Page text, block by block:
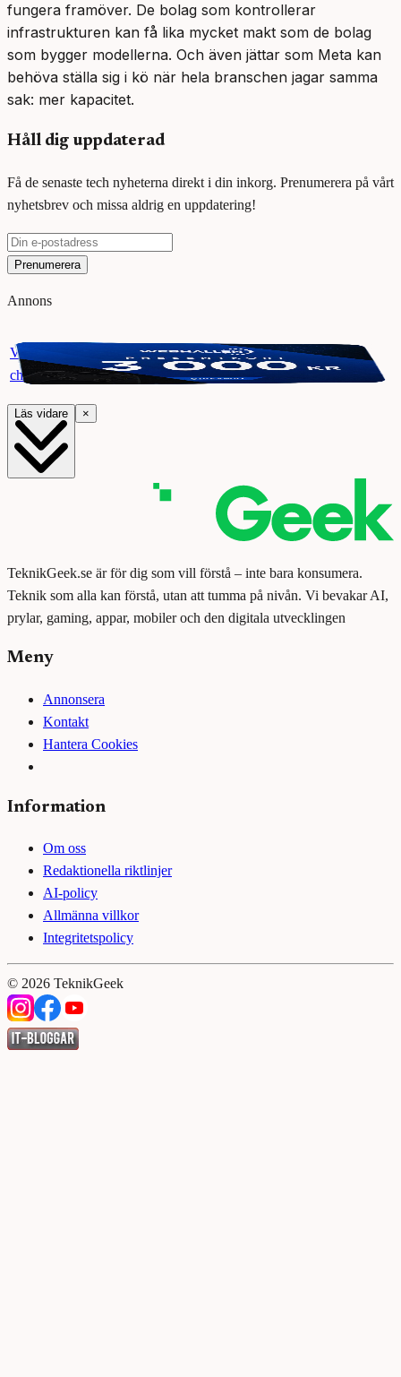
fungera framöver. De bolag som kontrollerar
infrastrukturen kan få lika mycket makt som de bolag
som bygger modellerna. Och även jättar som Meta kan
behöva ställa sig i kö när hela branschen jagar samma
sak: mer kapacitet.
Håll dig uppdaterad
Få de senaste tech nyheterna direkt i din inkorg. Prenumerera på vårt
nyhetsbrev och missa aldrig en uppdatering!
Prenumerera
Annons
Vinn ett presentkort på Webhallen. Delta i vår giveaway för
chansen att vinna 3000 kr.
Läs vidare ×
TeknikGeek.se är för dig som vill förstå – inte bara konsumera.
Teknik som alla kan förstå, utan att tumma på nivån. Vi bevakar AI,
prylar, gaming, appar, mobiler och den digitala utvecklingen
Meny
Annonsera
Kontakt
Hantera Cookies
Information
Om oss
Redaktionella riktlinjer
AI-policy
Allmänna villkor
Integritetspolicy
© 2026 TeknikGeek